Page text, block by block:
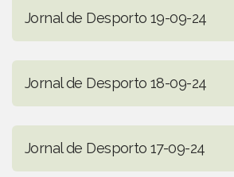
Jornal de Desporto 19-09-24
Jornal de Desporto 18-09-24
Jornal de Desporto 17-09-24